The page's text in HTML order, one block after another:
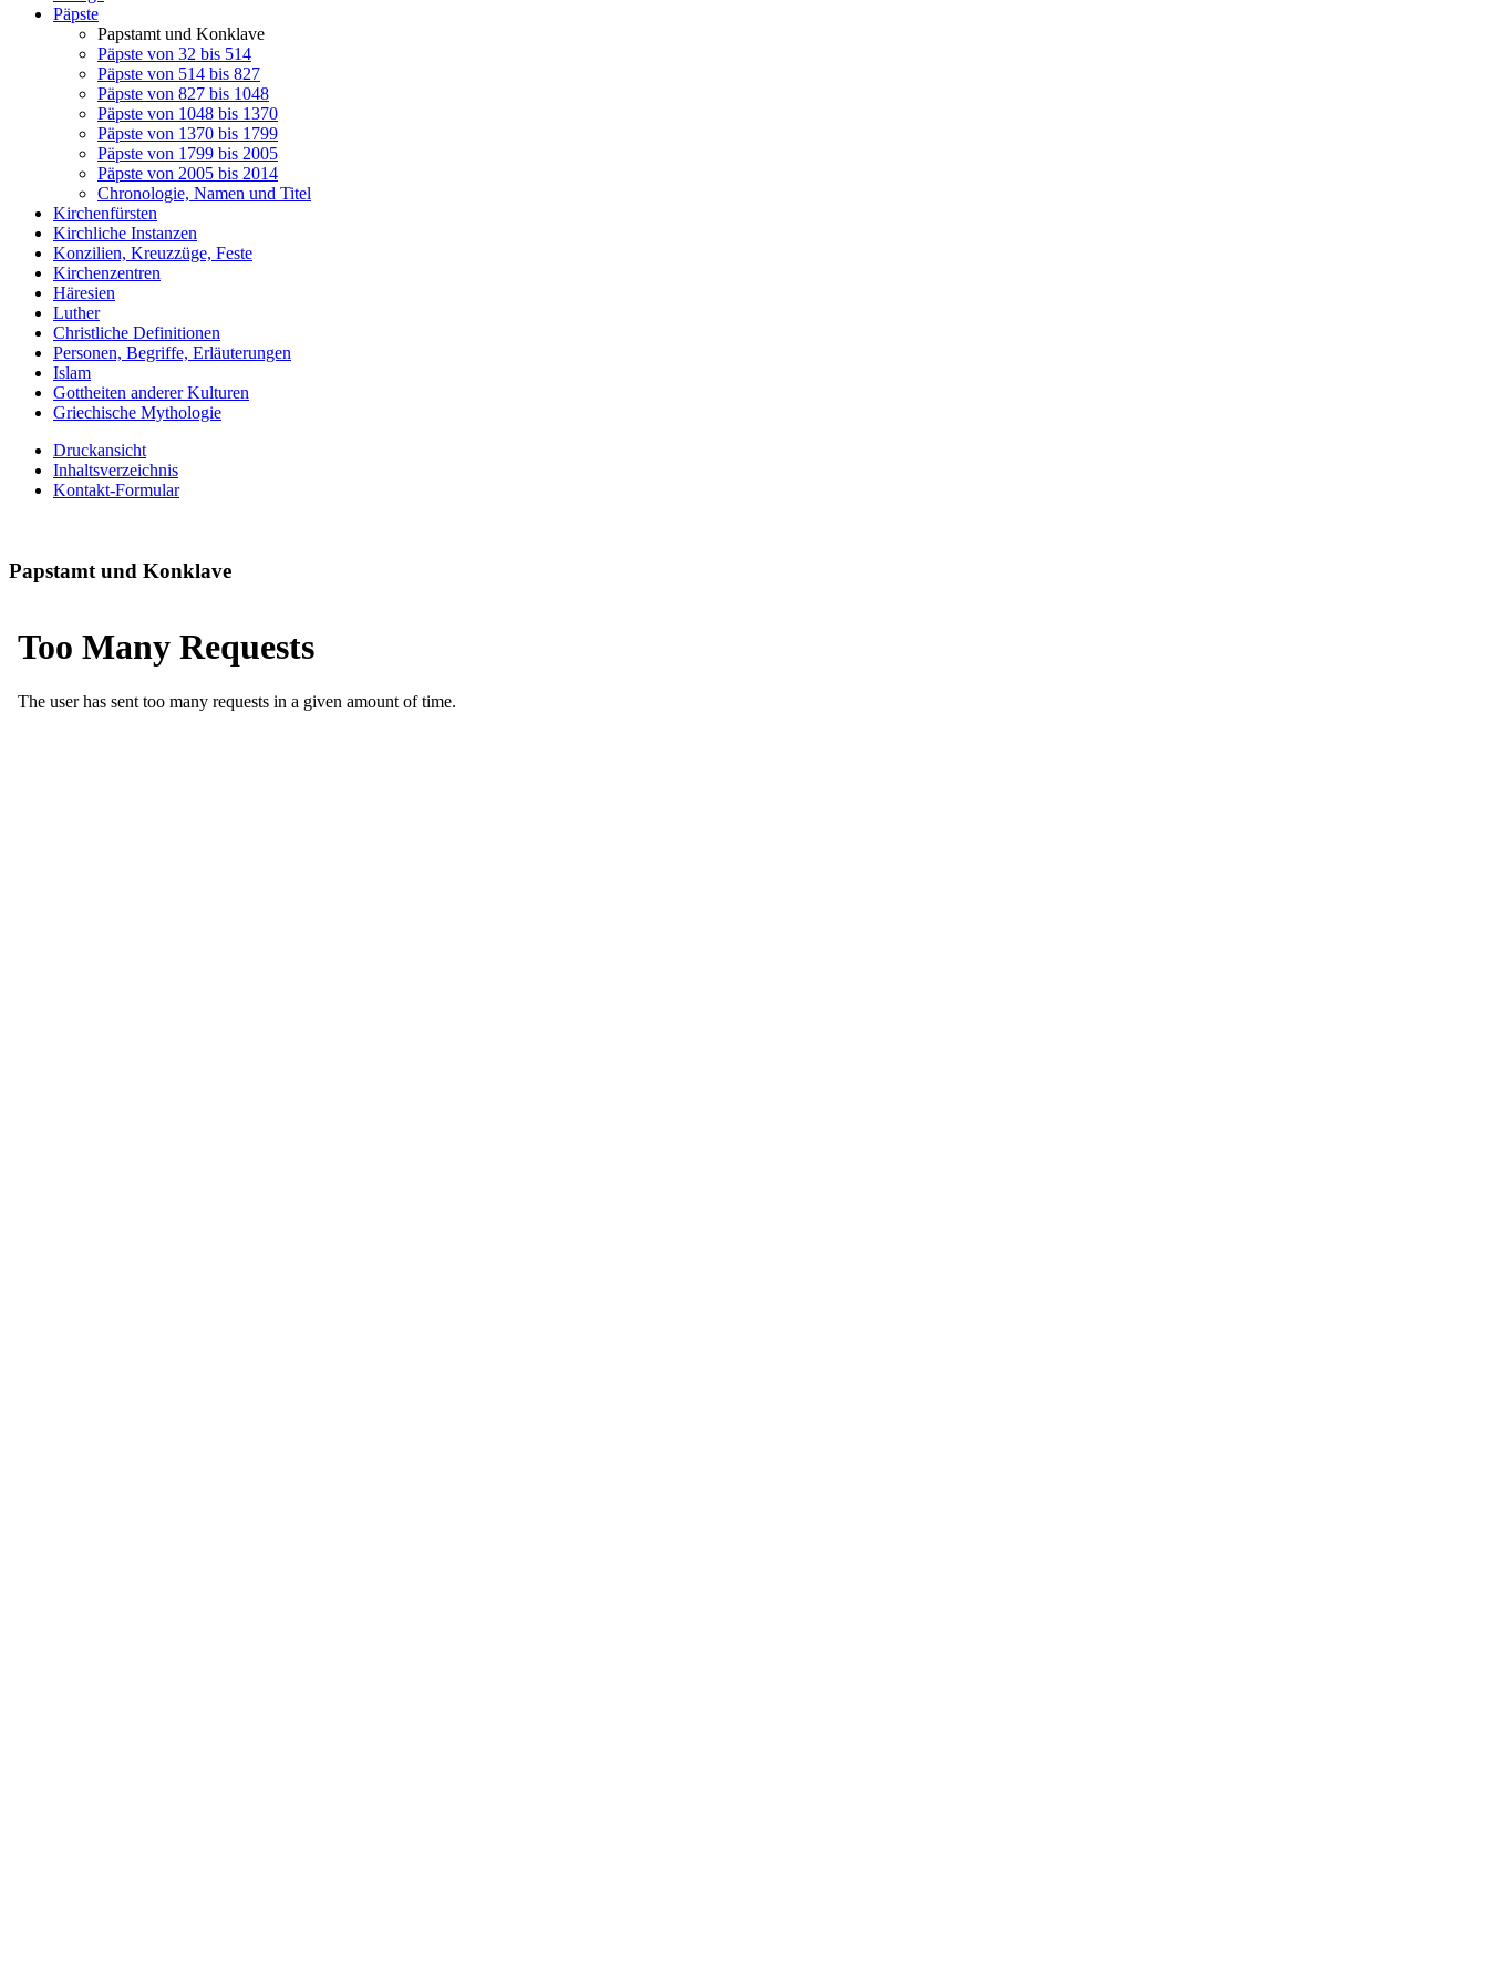
Päpste
Papstamt und Konklave
Päpste von 32 bis 514
Päpste von 514 bis 827
Päpste von 827 bis 1048
Päpste von 1048 bis 1370
Päpste von 1370 bis 1799
Päpste von 1799 bis 2005
Päpste von 2005 bis 2014
Chronologie, Namen und Titel
Kirchenfürsten
Kirchliche Instanzen
Konzilien, Kreuzzüge, Feste
Kirchenzentren
Häresien
Luther
Christliche Definitionen
Personen, Begriffe, Erläuterungen
Islam
Gottheiten anderer Kulturen
Griechische Mythologie
Druckansicht
Inhaltsverzeichnis
Kontakt-Formular
Papstamt und Konklave